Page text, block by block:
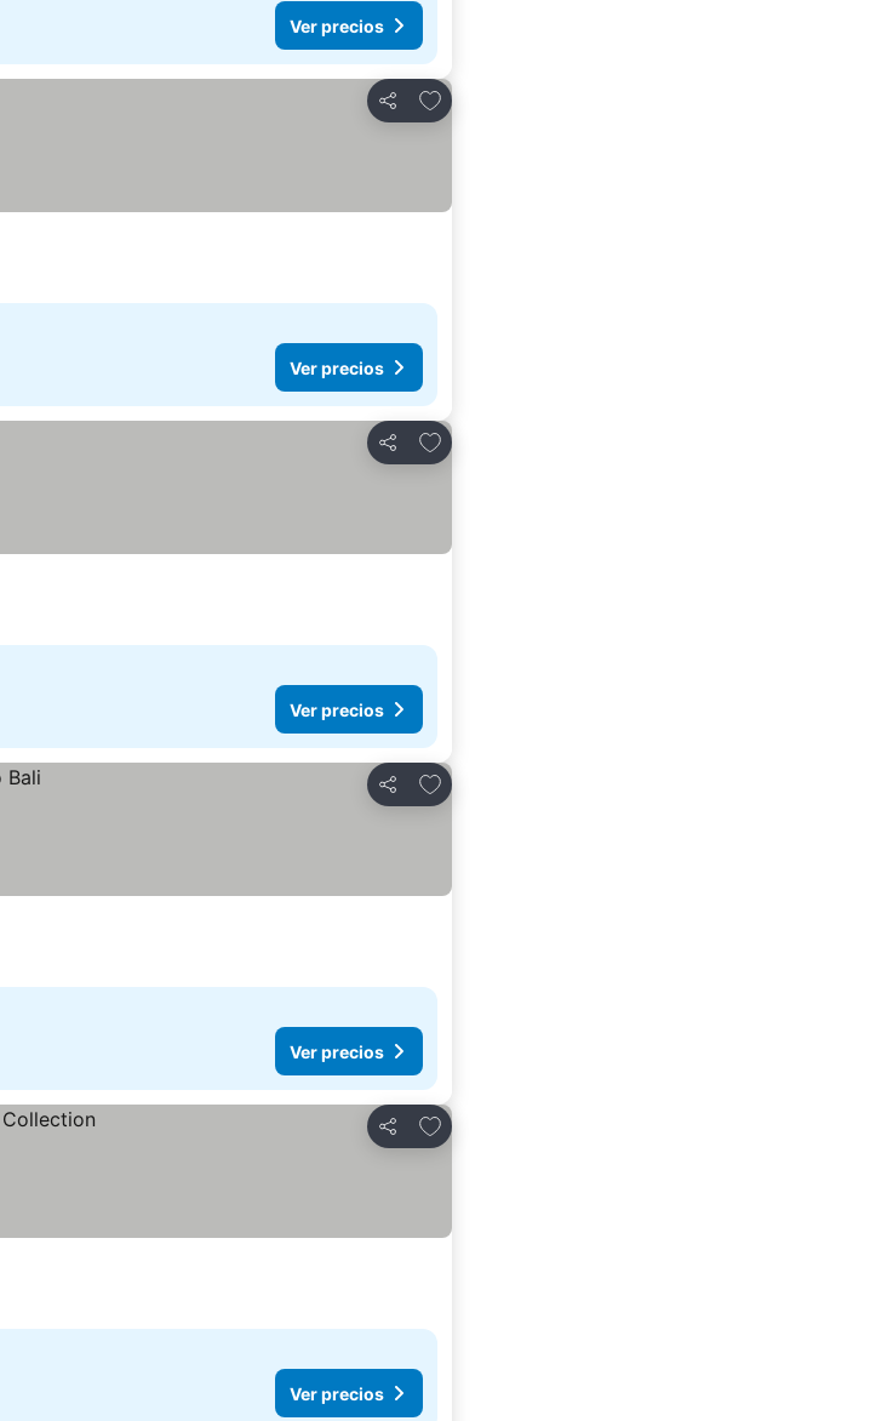
Ver precios
Compartir
Agregar a favoritos
Ver precios
Compartir
Agregar a favoritos
Ver precios
Compartir
Agregar a favoritos
Ver precios
Compartir
Agregar a favoritos
Ver precios